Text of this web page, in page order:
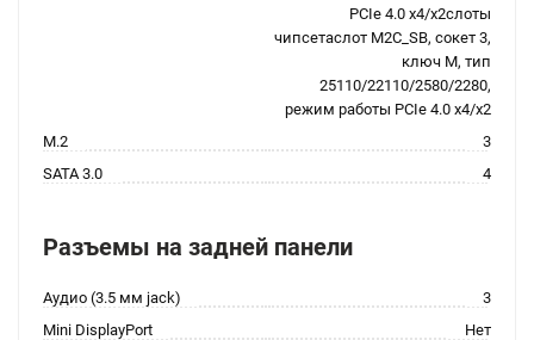
PCIe 4.0 x4/x2слоты
чипсетаслот M2C_SB, сокет 3,
ключ M, тип
25110/22110/2580/2280,
режим работы PCIe 4.0 x4/x2
M.2
3
SATA 3.0
4
Разъемы на задней панели
Аудио (3.5 мм jack)
3
Mini DisplayPort
Нет